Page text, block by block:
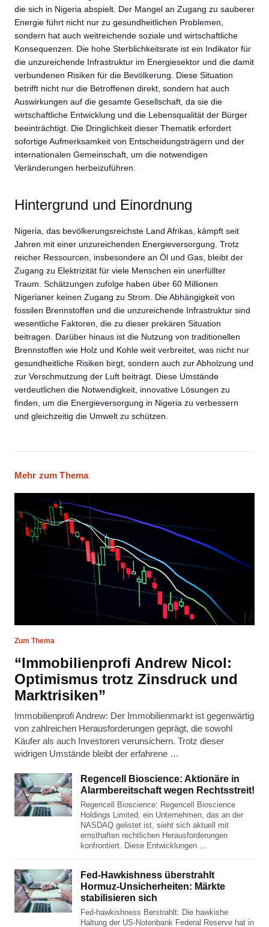
die sich in Nigeria abspielt. Der Mangel an Zugang zu sauberer
Energie führt nicht nur zu gesundheitlichen Problemen,
sondern hat auch weitreichende soziale und wirtschaftliche
Konsequenzen. Die hohe Sterblichkeitsrate ist ein Indikator für
die unzureichende Infrastruktur im Energiesektor und die damit
verbundenen Risiken für die Bevölkerung. Diese Situation
betrifft nicht nur die Betroffenen direkt, sondern hat auch
Auswirkungen auf die gesamte Gesellschaft, da sie die
wirtschaftliche Entwicklung und die Lebensqualität der Bürger
beeinträchtigt. Die Dringlichkeit dieser Thematik erfordert
sofortige Aufmerksamkeit von Entscheidungsträgern und der
internationalen Gemeinschaft, um die notwendigen
Veränderungen herbeizuführen.
Hintergrund und Einordnung
Nigeria, das bevölkerungsreichste Land Afrikas, kämpft seit
Jahren mit einer unzureichenden Energieversorgung. Trotz
reicher Ressourcen, insbesondere an Öl und Gas, bleibt der
Zugang zu Elektrizität für viele Menschen ein unerfüllter
Traum. Schätzungen zufolge haben über 60 Millionen
Nigerianer keinen Zugang zu Strom. Die Abhängigkeit von
fossilen Brennstoffen und die unzureichende Infrastruktur sind
wesentliche Faktoren, die zu dieser prekären Situation
beitragen. Darüber hinaus ist die Nutzung von traditionellen
Brennstoffen wie Holz und Kohle weit verbreitet, was nicht nur
gesundheitliche Risiken birgt, sondern auch zur Abholzung und
zur Verschmutzung der Luft beiträgt. Diese Umstände
verdeutlichen die Notwendigkeit, innovative Lösungen zu
finden, um die Energieversorgung in Nigeria zu verbessern
und gleichzeitig die Umwelt zu schützen.
Mehr zum Thema
Zum Thema
“Immobilienprofi Andrew Nicol:
Optimismus trotz Zinsdruck und
Marktrisiken”
Immobilienprofi Andrew: Der Immobilienmarkt ist gegenwärtig
von zahlreichen Herausforderungen geprägt, die sowohl
Käufer als auch Investoren verunsichern. Trotz dieser
widrigen Umstände bleibt der erfahrene …
Regencell Bioscience: Aktionäre in
Alarmbereitschaft wegen Rechtsstreit!
Regencell Bioscience: Regencell Bioscience
Holdings Limited, ein Unternehmen, das an der
NASDAQ gelistet ist, sieht sich aktuell mit
ernsthaften rechtlichen Herausforderungen
konfrontiert. Diese Entwicklungen …
Fed-Hawkishness überstrahlt
Hormuz-Unsicherheiten: Märkte
stabilisieren sich
Fed-hawkishness Berstrahlt: Die hawkishe
Haltung der US-Notenbank Federal Reserve hat in